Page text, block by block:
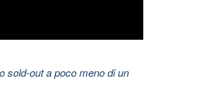
sold-out a poco meno di un